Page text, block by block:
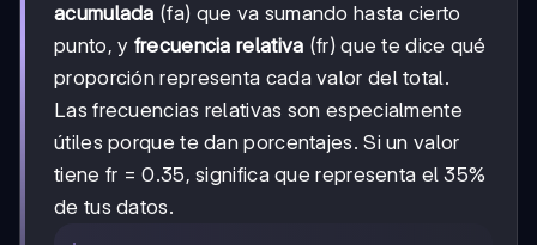
acumulada (fa) que va sumando hasta cierto
punto, y frecuencia relativa (fr) que te dice qué
proporción representa cada valor del total.
Las frecuencias relativas son especialmente
útiles porque te dan porcentajes. Si un valor
tiene fr = 0.35, significa que representa el 35%
de tus datos.